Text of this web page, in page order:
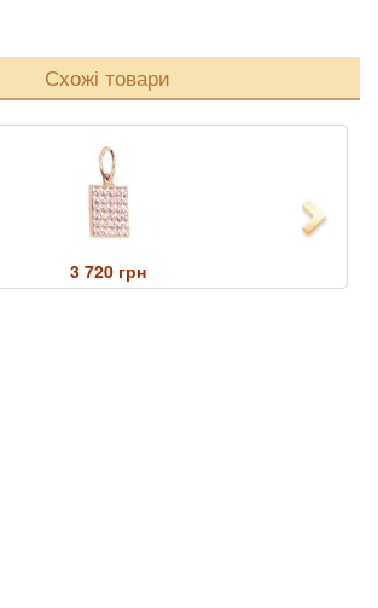
Схожі товари
3 720 грн
Next